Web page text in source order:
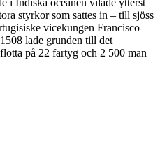
i Indiska oceanen vilade ytterst
styrkor som sattes in – till sjöss
vicekungen Francisco
lade grunden till det
på 22 fartyg och 2 500 man